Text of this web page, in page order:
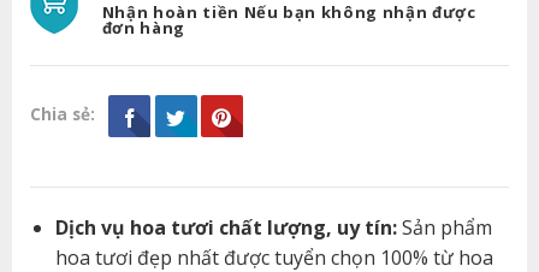
Nhận hoàn tiền Nếu bạn không nhận được
đơn hàng
Chia sẻ:
Dịch vụ hoa tươi chất lượng, uy tín:Sản phẩm
hoa tươi đẹp nhất được tuyển chọn 100% từ hoa